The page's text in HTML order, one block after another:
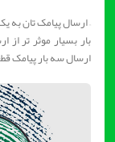
– ارسال پیامک تان به
بار بسیار موثر تر از
ارسال سه بار پیامک